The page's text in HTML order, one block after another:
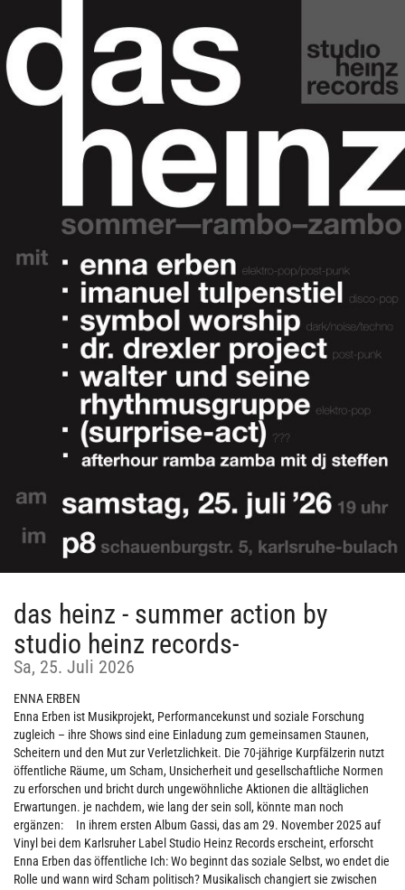
Haupt-
Inhalt
springen
das heinz - summer action by
studio heinz records-
Sa, 25. Juli 2026
ENNA ERBEN
Enna Erben ist Musikprojekt, Performancekunst und soziale Forschung
zugleich – ihre Shows sind eine Einladung zum gemeinsamen Staunen,
Scheitern und den Mut zur Verletzlichkeit. Die 70-jährige Kurpfälzerin nutzt
öffentliche Räume, um Scham, Unsicherheit und gesellschaftliche Normen
zu erforschen und bricht durch ungewöhnliche Aktionen die alltäglichen
Erwartungen. je nachdem, wie lang der sein soll, könnte man noch
ergänzen: In ihrem ersten Album Gassi, das am 29. November 2025 auf
Vinyl bei dem Karlsruher Label Studio Heinz Records erscheint, erforscht
Enna Erben das öffentliche Ich: Wo beginnt das soziale Selbst, wo endet die
Rolle und wann wird Scham politisch? Musikalisch changiert sie zwischen